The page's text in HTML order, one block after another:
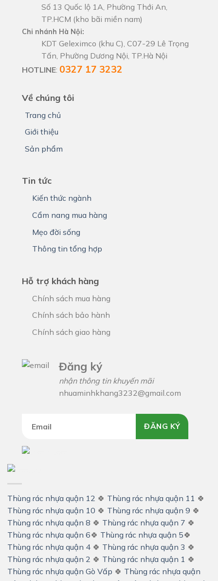
Số 13 Quốc lộ 1A, Phường Thới An,
TP.HCM (kho bãi miền nam)
Chi nhánh Hà Nội:
KDT Geleximco (khu C), C07-29 Lê Trọng
Tấn, Phường Dương Nội, TP.Hà Nội
HOTLINE: 0327 17 3232
Về chúng tôi
Trang chủ
Giới thiệu
Sản phẩm
Tin tức
Kiến thức ngành
Cẩm nang mua hàng
Mẹo đời sống
Thông tin tổng hợp
Hỗ trợ khách hàng
Chính sách mua hàng
Chính sách bảo hành
Chính sách giao hàng
Đăng ký
nhận thông tin khuyến mãi
nhuaminhkhang3232@gmail.com
ĐĂNG KÝ
Thùng rác nhựa quận 12 🍀 Thùng rác nhựa quận 11 🍀
Thùng rác nhựa quận 10 🍀 Thùng rác nhựa quận 9 🍀
Thùng rác nhựa quận 8 🍀 Thùng rác nhựa quận 7 🍀
Thùng rác nhựa quận 6🍀 Thùng rác nhựa quận 5🍀
Thùng rác nhựa quận 4 🍀 Thùng rác nhựa quận 3 🍀
Thùng rác nhựa quận 2 🍀 Thùng rác nhựa quận 1 🍀
Thùng rác nhựa quận Gò Vấp 🍀 Thùng rác nhựa quận